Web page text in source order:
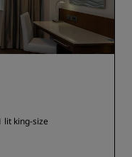
lit king-size